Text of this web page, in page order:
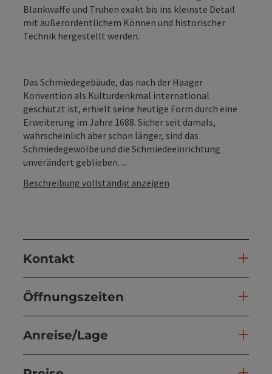
Blankwaffe und Truhen exakt bis ins kleinste Detail
mit außerordentlichem Können und historischer
Technik hergestellt werden.
Das Schmiedegebäude, das nach der Haager
Konvention als Kulturdenkmal international
geschützt ist, erhielt seine heutige Form durch eine
Erweiterung im Jahre 1688. Sicher seit damals,
wahrscheinlich aber schon länger, sind das
Schmiedegewölbe und die Schmiedeeinrichtung
unverändert geblieben. ...
Beschreibung vollständig anzeigen
Kontakt
Öffnungszeiten
Anreise/Lage